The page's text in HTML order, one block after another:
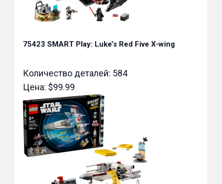
75423 SMART Play: Luke’s Red Five X-wing
Количество деталей: 584
Цена: $99.99